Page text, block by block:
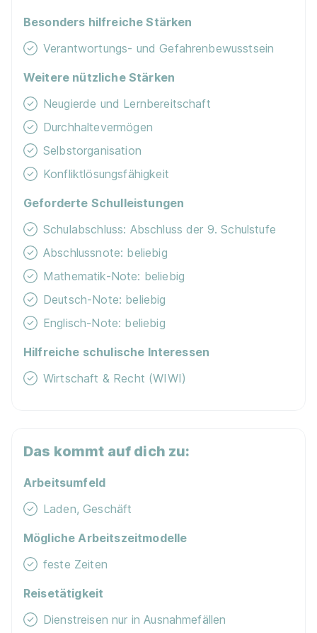
Besonders hilfreiche Stärken
Verantwortungs- und Gefahrenbewusstsein
Weitere nützliche Stärken
Neugierde und Lernbereitschaft
Durchhaltevermögen
Selbstorganisation
Konfliktlösungsfähigkeit
Geforderte Schulleistungen
Schulabschluss: Abschluss der 9. Schulstufe
Abschlussnote: beliebig
Mathematik-Note: beliebig
Deutsch-Note: beliebig
Englisch-Note: beliebig
Hilfreiche schulische Interessen
Wirtschaft & Recht (WIWI)
Das kommt auf dich zu:
Arbeitsumfeld
Laden, Geschäft
Mögliche Arbeitszeitmodelle
feste Zeiten
Reisetätigkeit
Dienstreisen nur in Ausnahmefällen